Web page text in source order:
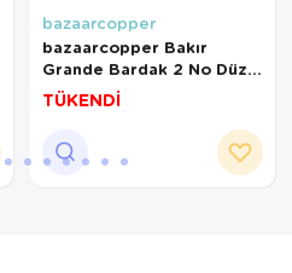
bazaarcopper
bazaarcopper Bakır
Grande Bardak 2 No Düz
1000 Ml Skoç
bazaarcopper0464-4
TÜKENDİ